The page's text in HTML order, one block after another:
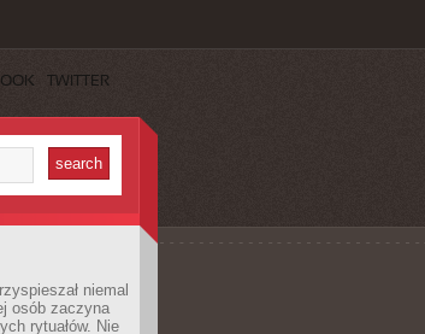
TWITTER
niemal
osób zaczyna
rytuałów. Nie